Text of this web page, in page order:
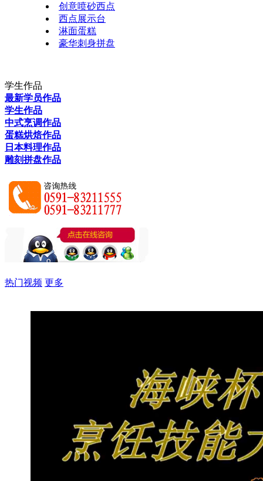
创意喷砂西点
西点展示台
淋面蛋糕
豪华刺身拼盘
学生作品
最新学员作品
学生作品
中式烹调作品
蛋糕烘焙作品
日本料理作品
雕刻拼盘作品
热门视频 更多